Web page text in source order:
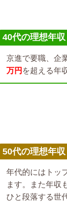
40代の理想年収
京進で要職、企
万円 を超える年
50代の理想年収
年代的にはトッ
ます。また年収
ひと段落する世